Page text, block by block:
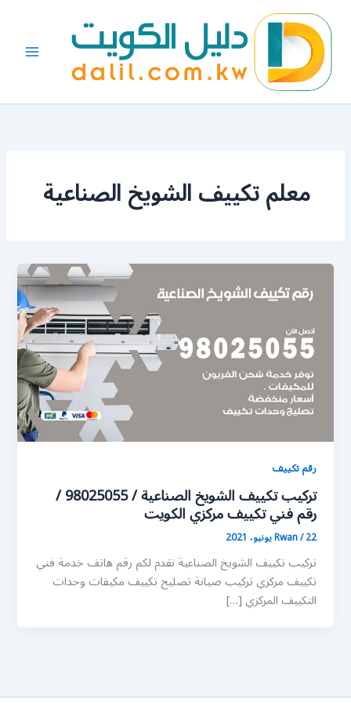
المحتوى
معلم تكييف الشويخ الصناعية
رقم تكييف
تركيب تكييف الشويخ الصناعية / 98025055 /
رقم فني تكييف مركزي الكويت
Rwan/22 يونيو، 2021
تركيب تكييف الشويخ الصناعية نقدم لكم رقم هاتف خدمة فني
تكييف مركزي تركيب صيانة تصليح تكييف مكيفات وحدات
التكييف المركزي […]